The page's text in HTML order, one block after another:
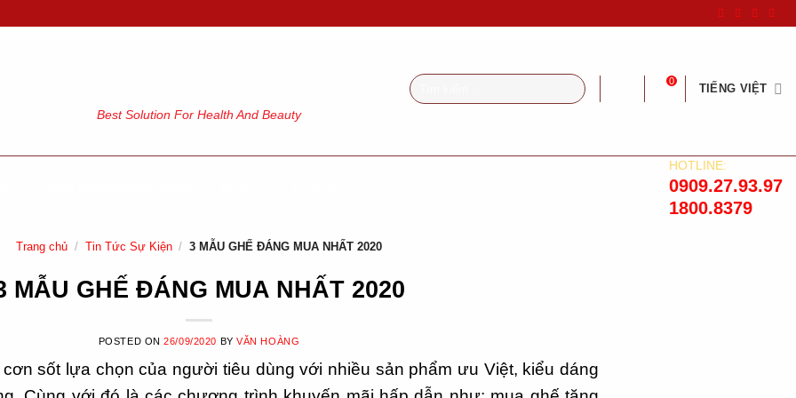
Best Solution For Health And Beauty
Tìm
kiếm:
0
TIẾNG VIỆT
HOTLINE:
0909.27.93.97
1800.8379
Trang chủ / Tin Tức Sự Kiện / 3 MẪU GHẾ ĐÁNG MUA NHẤT 2020
MẪU GHẾ ĐÁNG MUA NHẤT 2020
POSTED ON26/09/2020 BYVĂN HOÀNG
sốt lựa chọn của người tiêu dùng với nhiều sản phẩm ưu Việt, kiểu dáng